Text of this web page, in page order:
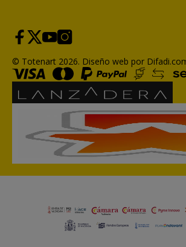
© Totenart 2026. Diseño web por